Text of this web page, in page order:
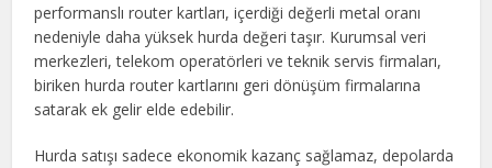
performanslı router kartları, içerdiği değerli metal oranı
nedeniyle daha yüksek hurda değeri taşır. Kurumsal veri
merkezleri, telekom operatörleri ve teknik servis firmaları,
biriken hurda router kartlarını geri dönüşüm firmalarına
satarak ek gelir elde edebilir.
Hurda satışı sadece ekonomik kazanç sağlamaz, depolarda